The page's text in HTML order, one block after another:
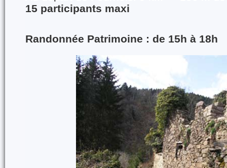
15 participants maxi
Randonnée Patrimoine : de 15h à 18h